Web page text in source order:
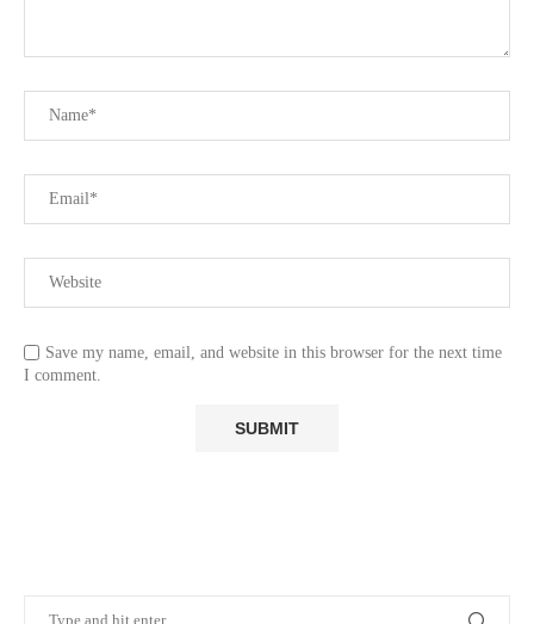
Save my name, email, and website in this browser for the next time
I comment.